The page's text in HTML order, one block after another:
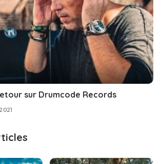
sur Drumcode Records